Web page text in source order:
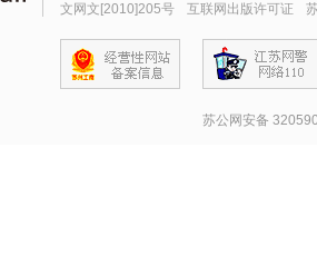
文网文[2010]205号
互联网出版许可证
苏公网安备